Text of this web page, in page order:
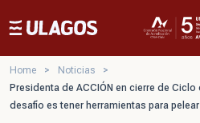
Ulagos
Home > Noticias
>
Presidenta de ACCIÓN en cierre de
desafío es tener herramientas para